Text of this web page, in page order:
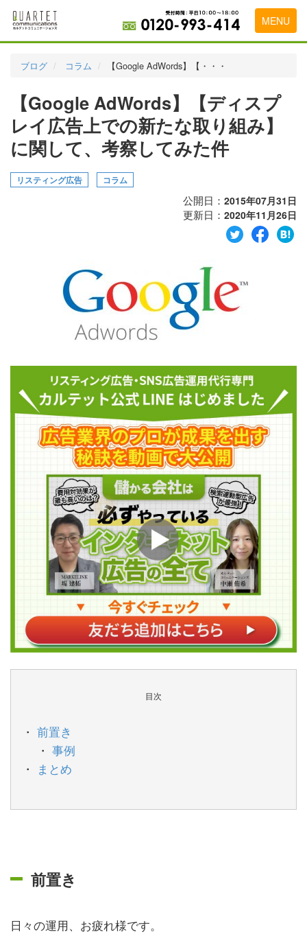
MENU
実績・お客様の声
初めて導入をお考えの方
お問い合わせ
ブログ コラム 【Google AdWords】【・・・
【Google AdWords】【ディスプ
レイ広告上での新たな取り組み】
に関して、考察してみた件
リスティング広告 コラム
公開日： 2015年07月31日
更新日： 2020年11月26日
目次
前置き
事例
まとめ
前置き
日々の運用、お疲れ様です。